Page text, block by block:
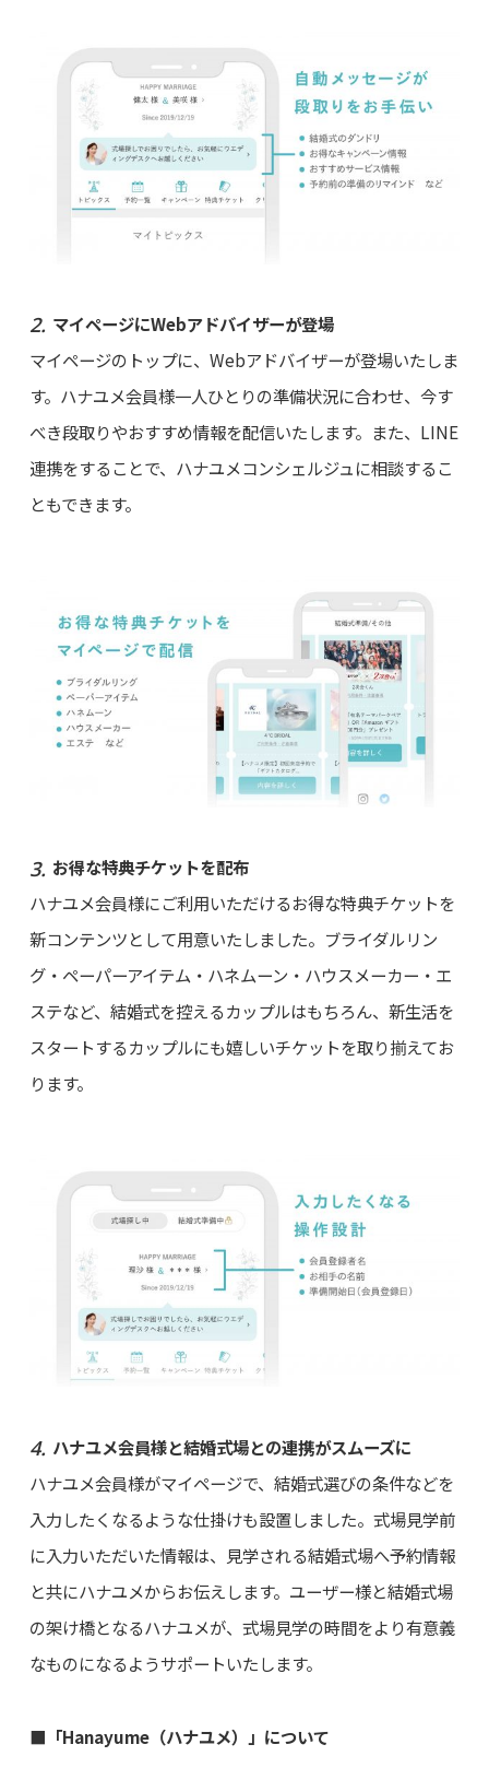
マイページにWebアドバイザーが登場
マイページのトップに、Webアドバイザーが登場いたしま
す。ハナユメ会員様一人ひとりの準備状況に合わせ、今す
べき段取りやおすすめ情報を配信いたします。また、LINE
連携をすることで、ハナユメコンシェルジュに相談するこ
ともできます。
お得な特典チケットを配布
ハナユメ会員様にご利用いただけるお得な特典チケットを
新コンテンツとして用意いたしました。ブライダルリン
グ・ペーパーアイテム・ハネムーン・ハウスメーカー・エ
ステなど、結婚式を控えるカップルはもちろん、新生活を
スタートするカップルにも嬉しいチケットを取り揃えてお
ります。
ハナユメ会員様と結婚式場との連携がスムーズに
ハナユメ会員様がマイページで、結婚式選びの条件などを
入力したくなるような仕掛けも設置しました。式場見学前
に入力いただいた情報は、見学される結婚式場へ予約情報
と共にハナユメからお伝えします。ユーザー様と結婚式場
の架け橋となるハナユメが、式場見学の時間をより有意義
なものになるようサポートいたします。
■「Hanayume（ハナユメ）」について